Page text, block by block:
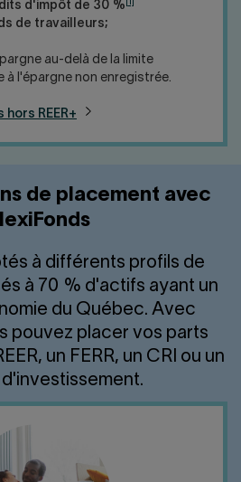
d'impôt de 30 %
de travailleurs;
au-delà de la limite
à l'épargne non enregistrée.
REER+
de placement avec
à différents profils de
à 70 % d'actifs ayant un
du Québec. Avec
pouvez placer vos parts
un FERR, un CRI ou un